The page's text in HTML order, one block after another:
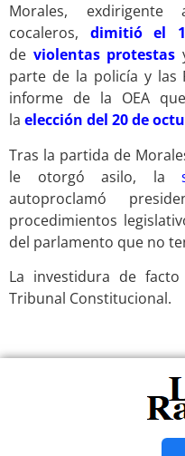
Morales,
cocaleros, dimitió el
de violentas protestas
parte de la policía y las
informe de la OEA
la elección del 20 de
Tras la partida de
le otorgó asilo, la
autoproclamó
procedimientos
del parlamento que no
La investidura de
Tribunal Constitucional.